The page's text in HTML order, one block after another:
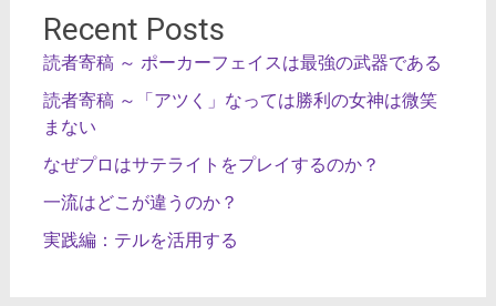
Recent Posts
読者寄稿 ～ ポーカーフェイスは最強の武器である
読者寄稿 ～「アツく」なっては勝利の女神は微笑
まない
なぜプロはサテライトをプレイするのか？
一流はどこが違うのか？
実践編：テルを活用する